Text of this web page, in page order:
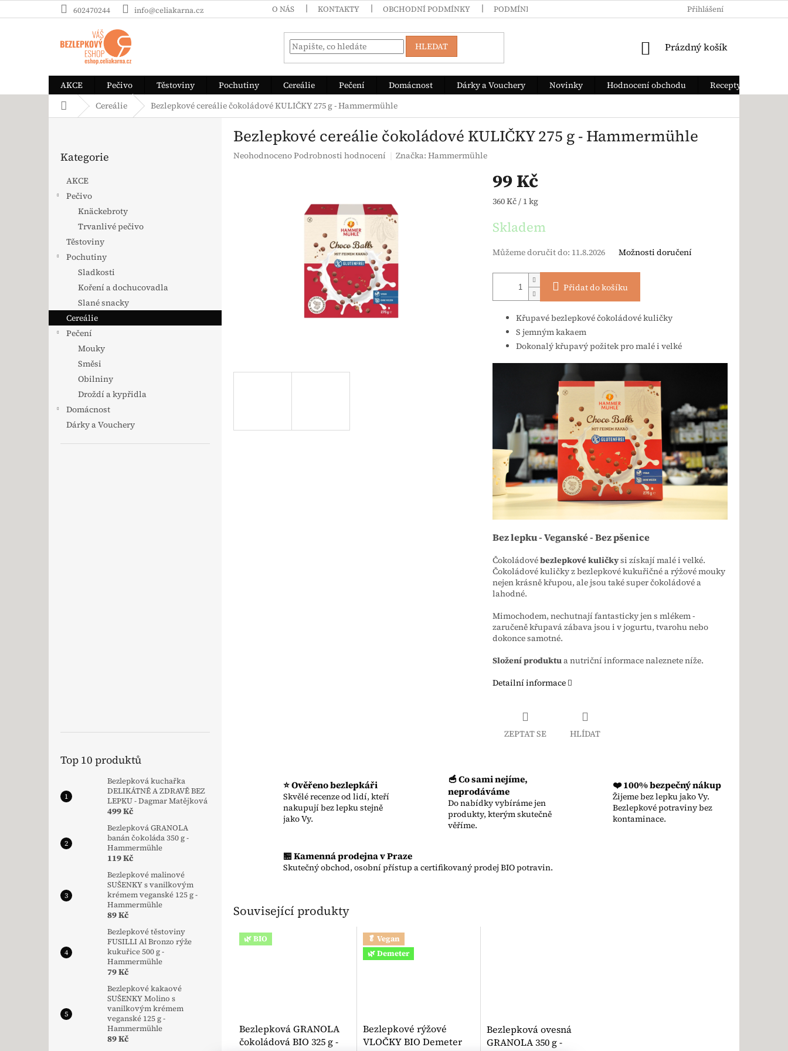
602470244 info@celiakarna.cz O NÁS KONTAKTY OBCHODNÍ PODMÍNKY PODMÍNKY OCHRANY OSOBNÍCH ÚDAJŮ JAK ZAPLATIT
Přihlášení
HLEDAT NÁKUPNÍ KOŠÍK
Prázdný košík
AKCE Pečivo Těstoviny Pochutiny Cereálie Pečení Domácnost Dárky a Vouchery Novinky Hodnocení obchodu
Recepty
Domů Cereálie Bezlepkové cereálie čokoládové KULIČKY 275 g - Hammermühle
Kategorie
AKCE
Pečivo
Knäckebroty
Trvanlivé pečivo
Těstoviny
Pochutiny
Sladkosti
Koření a dochucovadla
Slané snacky
Cereálie
Pečení
Mouky
Směsi
Obilniny
Droždí a kypřidla
Domácnost
Dárky a Vouchery
Top 10 produktů
Bezlepková kuchařka
DELIKÁTNĚ A ZDRAVĚ BEZ
LEPKU - Dagmar Matějková
499 Kč
Bezlepková GRANOLA
banán čokoláda 350 g -
Hammermühle
119 Kč
Bezlepkové malinové
SUŠENKY s vanilkovým
krémem veganské 125 g -
Hammermühle
89 Kč
Bezlepkové těstoviny
FUSILLI Al Bronzo rýže
kukuřice 500 g -
Hammermühle
79 Kč
Bezlepkové kakaové
SUŠENKY Molino s
vanilkovým krémem
veganské 125 g -
Hammermühle
89 Kč
Bezlepkové cereálie čokoládové KULIČKY 275 g - Hammermühle
Průměrné hodnocení produktu je 0,0 z 5 hvězdiček.
NeohodnocenoPodrobnosti hodnocení Značka:Hammermühle
99 Kč
Měrná cena:
360 Kč / 1 kg
Skladem
Můžeme doručit do: 11.8.2026 Možnosti doručení
Přidat do košíku
Křupavé bezlepkové čokoládové kuličky
S jemným kakaem
Dokonalý křupavý požitek pro malé i velké
Bez lepku - Veganské - Bez pšenice
Čokoládovébezlepkové kuličkysi získají malé i velké.
Čokoládové kuličky z bezlepkové kukuřičné a rýžové mouky
nejen krásně křupou, ale jsou také super čokoládové a
lahodné.
Mimochodem, nechutnají fantasticky jen s mlékem -
zaručeně křupavá zábava jsou i v jogurtu, tvarohu nebo
dokonce samotné.
Složení produktua nutriční informace naleznete níže.
Detailní informace
ZEPTAT SE HLÍDAT
⭐ Ověřeno bezlepkáři
Skvělé recenze od lidí, kteří
nakupují bez lepku stejně
jako Vy.
🥣 Co sami nejíme,
neprodáváme
Do nabídky vybíráme jen
produkty, kterým skutečně
věříme.
❤️ 100% bezpečný nákup
Žijeme bez lepku jako Vy.
Bezlepkové potraviny bez
kontaminace.
🏪 Kamenná prodejna v Praze
Skutečný obchod, osobní přístup a certifikovaný prodej BIO potravin.
Související produkty
🌿 BIO
Bezlepková GRANOLA
čokoládová BIO 325 g -
🥬 Vegan
🌿 Demeter
Bezlepkové rýžové
VLOČKY BIO Demeter
Bezlepková ovesná
GRANOLA 350 g -